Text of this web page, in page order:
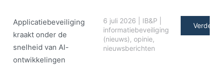
Applicatiebeveiliging
kraakt onder de
snelheid van AI-
ontwikkelingen
6 juli 2026 IB&P
informatiebeveiliging
(nieuws), opinie,
nieuwsberichten
Verder